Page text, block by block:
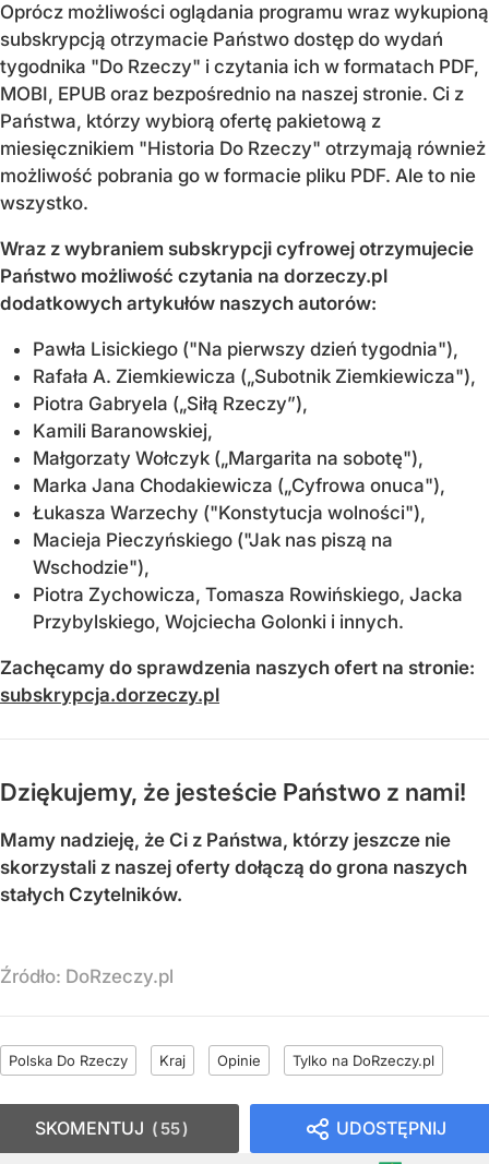
Oprócz możliwości oglądania programu wraz wykupioną
subskrypcją otrzymacie Państwo dostęp do wydań
tygodnika "Do Rzeczy" i czytania ich w formatach PDF,
MOBI, EPUB oraz bezpośrednio na naszej stronie. Ci z
Państwa, którzy wybiorą ofertę pakietową z
miesięcznikiem "Historia Do Rzeczy" otrzymają również
możliwość pobrania go w formacie pliku PDF. Ale to nie
wszystko.
Wraz z wybraniem subskrypcji cyfrowej otrzymujecie
Państwo możliwość czytania na dorzeczy.pl
dodatkowych artykułów naszych autorów:
Pawła Lisickiego ("Na pierwszy dzień tygodnia"),
Rafała A. Ziemkiewicza („Subotnik Ziemkiewicza"),
Piotra Gabryela („Siłą Rzeczy”),
Kamili Baranowskiej,
Małgorzaty Wołczyk („Margarita na sobotę"),
Marka Jana Chodakiewicza („Cyfrowa onuca"),
Łukasza Warzechy ("Konstytucja wolności"),
Macieja Pieczyńskiego ("Jak nas piszą na
Wschodzie"),
Piotra Zychowicza, Tomasza Rowińskiego, Jacka
Przybylskiego, Wojciecha Golonki i innych.
Zachęcamy do sprawdzenia naszych ofert na stronie:
subskrypcja.dorzeczy.pl
Dziękujemy, że jesteście Państwo z nami!
Mamy nadzieję, że Ci z Państwa, którzy jeszcze nie
skorzystali z naszej oferty dołączą do grona naszych
stałych Czytelników.
Źródło: DoRzeczy.pl
Polska Do Rzeczy Kraj Opinie Tylko na DoRzeczy.pl
UDOSTĘPNIJ
SKOMENTUJ 55